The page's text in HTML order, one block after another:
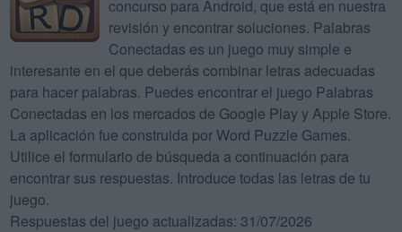
concurso para Android, que está en nuestra
revisión y encontrar soluciones. Palabras
Conectadas es un juego muy simple e
interesante en el que deberás combinar letras adecuadas
para hacer palabras. Puedes encontrar el juego Palabras
Conectadas en los mercados de Google Play y Apple Store.
La aplicación fue construida por Word Puzzle Games.
Utilice el formulario de búsqueda a continuación para
encontrar sus respuestas. Introduce todas las letras de tu
juego.
Respuestas del juego actualizadas: 31/07/2026